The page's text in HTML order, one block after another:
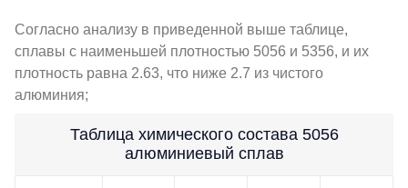
Согласно анализу в приведенной выше таблице,
сплавы с наименьшей плотностью 5056 и 5356, и их
плотность равна 2.63, что ниже 2.7 из чистого
алюминия;
Таблица химического состава 5056
алюминиевый сплав